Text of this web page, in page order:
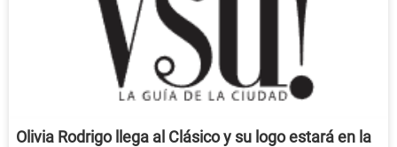
Olivia Rodrigo llega al Clásico y su logo estará en la